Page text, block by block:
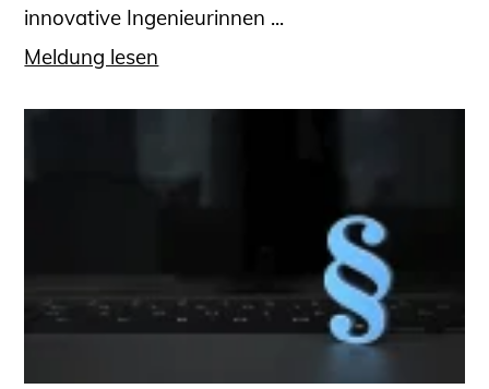
Stellenbörse
Staatlich anerkannte Sachverständige
Qualifizierte Tragwerksplaner/-innen
Funktionsprüfung privater
Abwasserleitungen
Vereinbarungen mit
innovative Ingenieurinnen ...
Meldung lesen